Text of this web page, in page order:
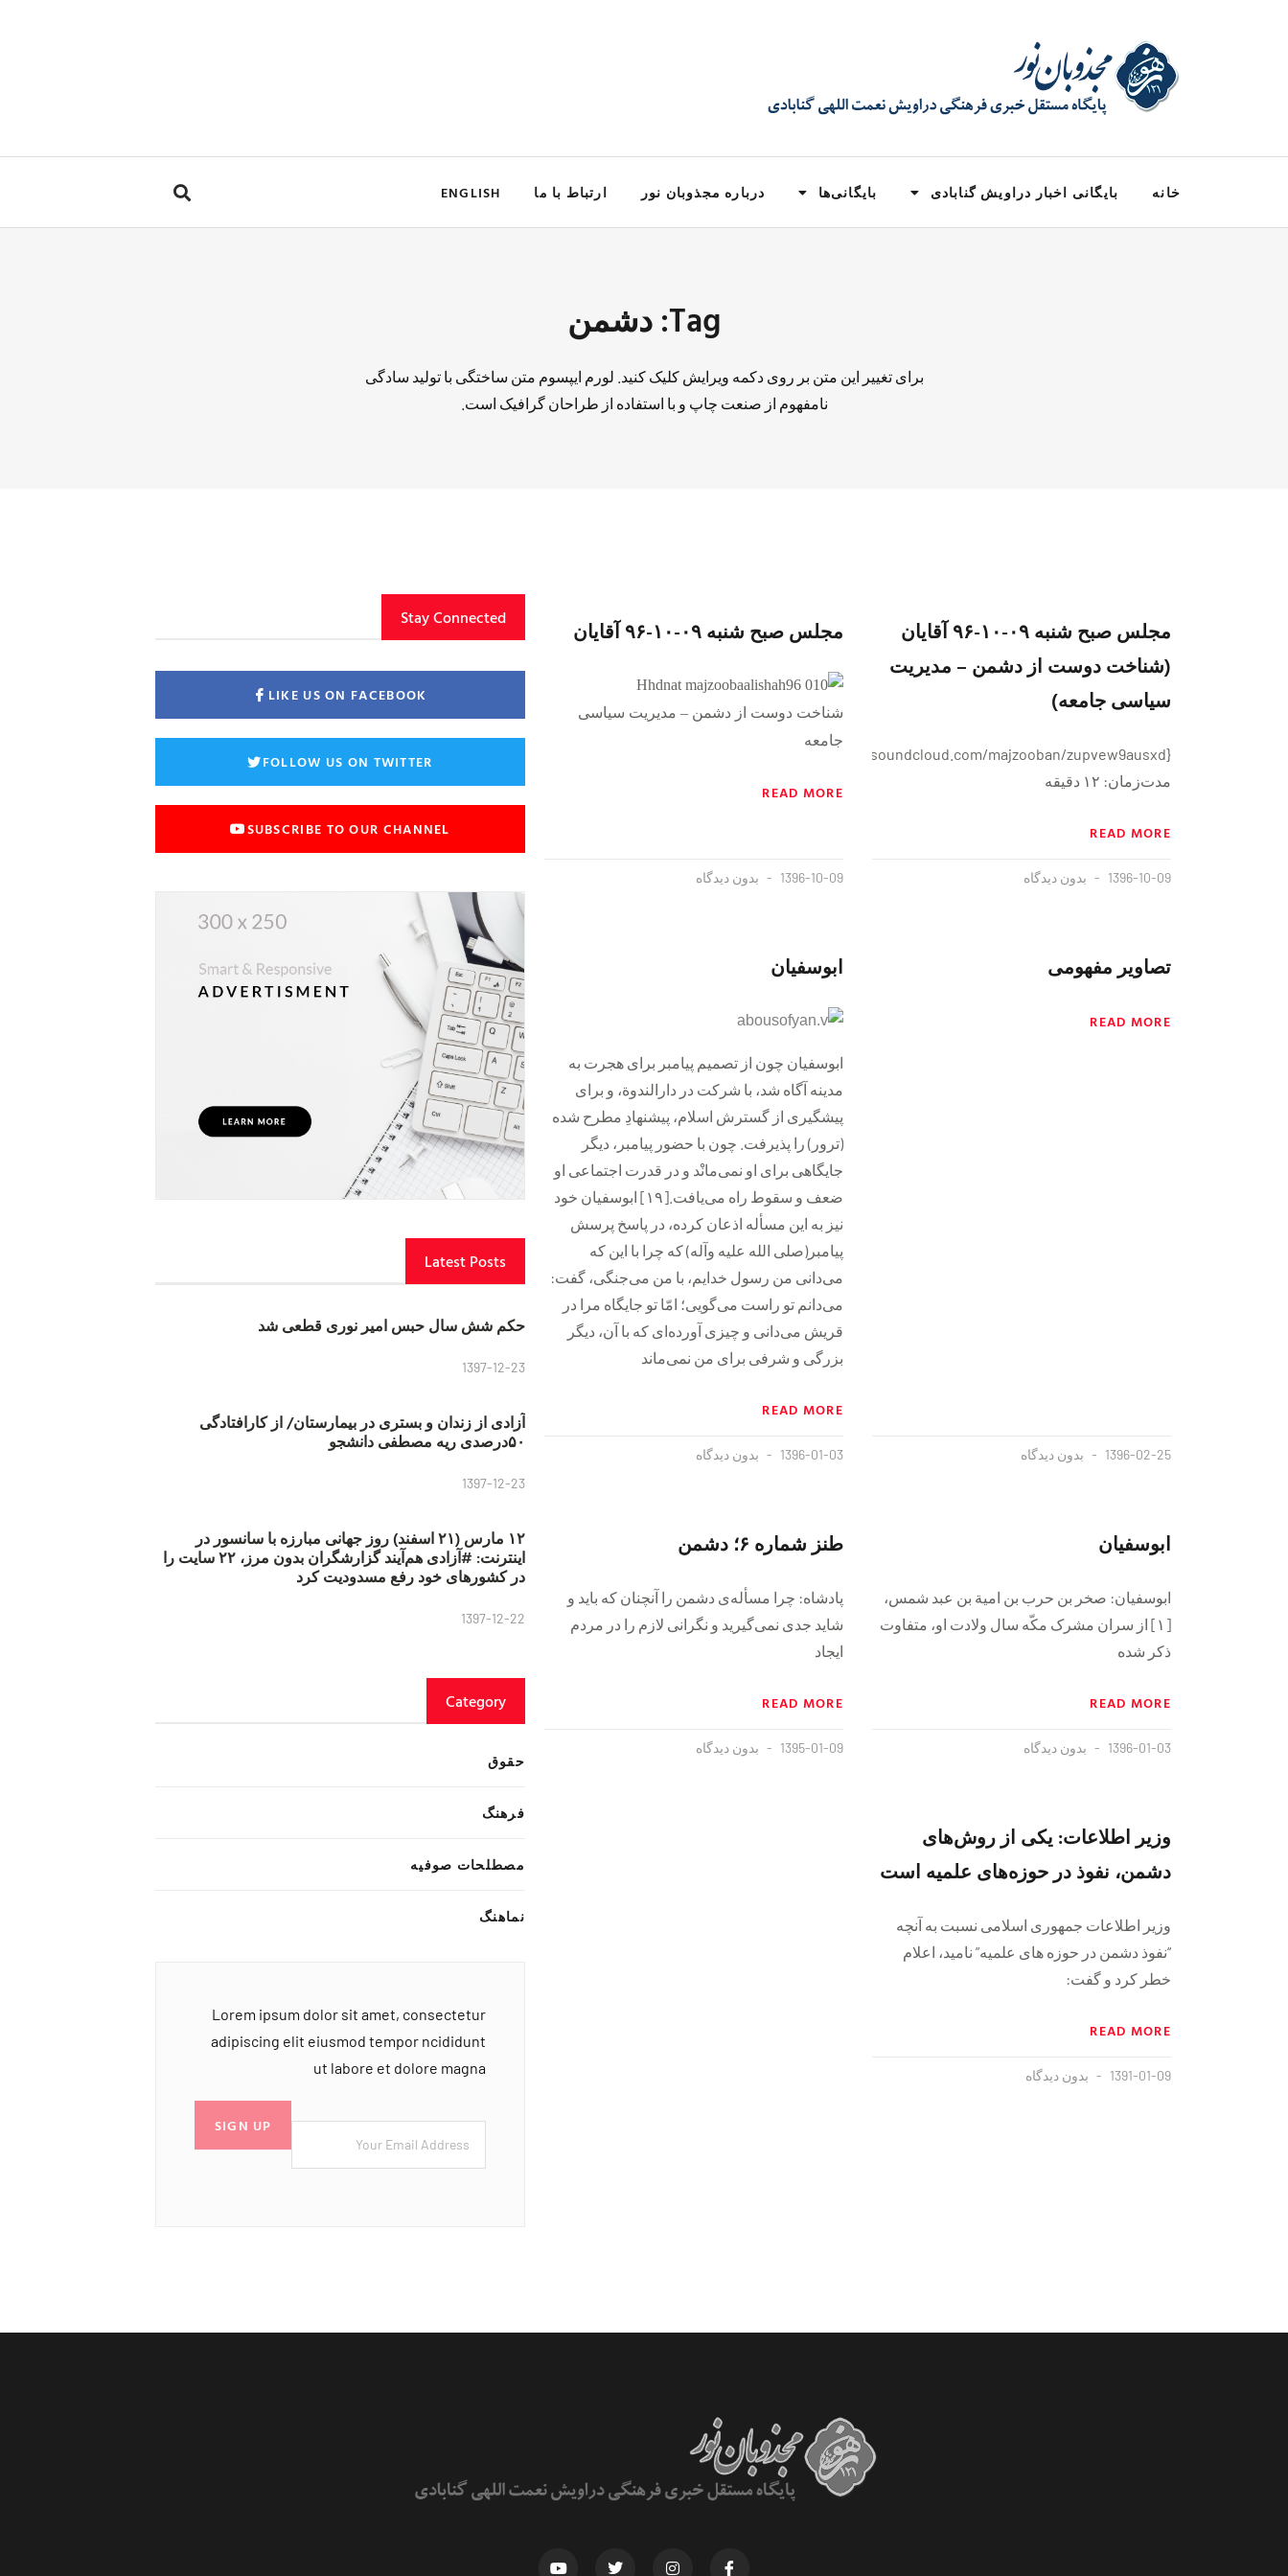
خانه بایگانی اخبار دراویش گنابادی بایگانی‌ها درباره مجذوبان نور ارتباط با ما ENGLISH
Tag: دشمن
برای تغییر این متن بر روی دکمه ویرایش کلیک کنید. لورم ایپسوم متن ساختگی با تولید سادگی
نامفهوم از صنعت چاپ و با استفاده از طراحان گرافیک است.
مجلس صبح شنبه ۰۹-۱۰-۹۶ آقایان
(شناخت دوست از دشمن – مدیریت
سیاسی جامعه)
مدت‌زمان: ١٢ دقیقه
READ MORE
1396-10-09 بدون دیدگاه
مجلس صبح شنبه ۰۹-۱۰-۹۶ آقایان
شناخت دوست از دشمن – مدیریت سیاسی
جامعه
READ MORE
1396-10-09 بدون دیدگاه
تصاویر مفهومی
READ MORE
1396-02-25 بدون دیدگاه
ابوسفیان
ابوسفیان چون از تصمیم پیامبر براى هجرت به
مدینه آگاه شد، با شرکت در دارالندوة، و براى
پیشگیرى از گسترش اسلام، پیشنهادِ مطرح شده
(ترور) را پذیرفت. چون با حضور پیامبر، دیگر
جایگاهى براى او نمى‌مانْد و در قدرت اجتماعى او
ضعف و سقوط راه مى‌یافت.[۱۹] ابوسفیان خود
نیز به این مسأله اذعان کرده، در پاسخ پرسش
پیامبر(صلى الله علیه وآله) که چرا با این که
مى‌دانى من رسول خدایم، با من مى‌جنگى، گفت:
مى‌دانم تو راست مى‌گویى؛ امّا تو جایگاه مرا در
قریش مى‌دانى و چیزى آورده‌اى که با آن، دیگر
بزرگى و شرفى براى من نمى‌ماند
READ MORE
1396-01-03 بدون دیدگاه
ابوسفیان
ابوسفیان: صخر بن حرب بن امیة بن عبد شمس،
[۱] از سران مشرک مکّه سال ولادت او، متفاوت
ذکر شده
READ MORE
1396-01-03 بدون دیدگاه
طنز شماره ۶؛ دشمن
پادشاه: چرا مسأله‌ی دشمن را آنچنان که باید و
شاید جدی نمی‌گیرید و نگرانی لازم را در مردم
ایجاد
READ MORE
1395-01-09 بدون دیدگاه
وزیر اطلاعات: یکی از روش‌های
دشمن، نفوذ در حوزه‌های علمیه است
وزیر اطلاعات جمهوری اسلامی نسبت به آنچه
“نفوذ دشمن در حوزه های علمیه” نامید، اعلام
خطر کرد و گفت:
READ MORE
1391-01-09 بدون دیدگاه
Stay Connected
LIKE US ON FACEBOOK
FOLLOW US ON TWITTER
SUBSCRIBE TO OUR CHANNEL
Latest Posts
حکم شش سال حبس امیر نوری قطعی شد
1397-12-23
آزادی از زندان و بستری در بیمارستان/ از کارافتادگی
۵۰درصدی ریه مصطفی دانشجو
1397-12-23
۱۲ مارس (۲۱ اسفند) روز جهانی مبارزه با سانسور در
اینترنت: #آزادی هم‌آیند گزارشگران‌ بدون مرز، ۲۲ سایت را
در کشورهای خود رفع مسدودیت کرد
1397-12-22
Category
حقوق
فرهنگ
مصطلحات صوفیه
نماهنگ
Lorem ipsum dolor sit amet, consectetur
adipiscing elit eiusmod tempor ncididunt
ut labore et dolore magna
SIGN UP